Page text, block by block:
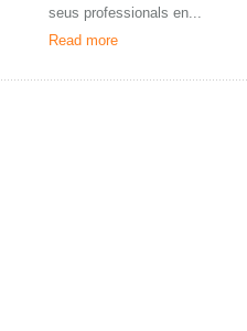
seus professionals en...
Read more